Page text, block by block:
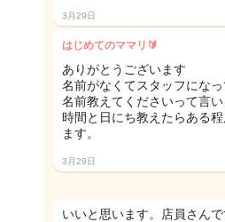
3月29日
はじめてのママリ🔰
ありがとうございます
名前がなくてスタッフにな
名前教えてくださいって言
時間と日にち教えたらある
ます。
3月29日
いいと思います。店員さんで